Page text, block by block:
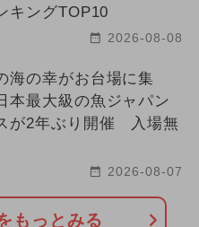
キングTOP10
2026-08-08
海の幸がお台場に集
本最大級の魚ジャパン
が2年ぶり開催 入場無
2026-08-07
もっとみる